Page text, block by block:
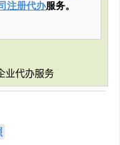
注册代办服务。
业代办服务